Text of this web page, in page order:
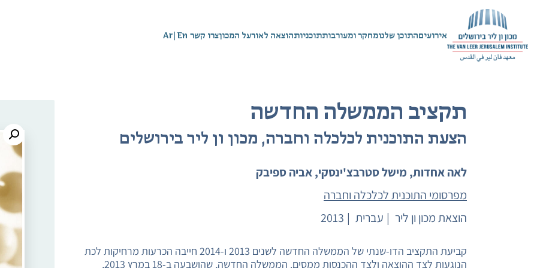
אירועיםהתוכן שלנומחקר ומעורבותתוכניותהוצאה לאורעל המכוןצרו קשר En
|
Ar
תקציב הממשלה החדשה
הצעת התוכנית לכלכלה וחברה, מכון ון ליר בירושלים
לאה אחדות, מישל סטרבצ'ינסקי, אביה ספיבק
מפרסומי התוכנית לכלכלה וחברה
הוצאת מכון ון ליר
עברית 2013
קביעת התקציב הדו-שנתי של הממשלה החדשה לשנים 2013 ו-2014 חייבה הכרעות מרחיקות לכת
הנוגעות לצד ההוצאה ולצד ההכנסות ממסים. הממשלה החדשה, שהושבעה ב-18 במרץ 2013,